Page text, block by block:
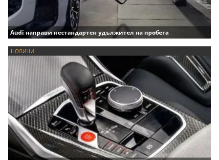
Audi направи нестандартен удължител на пробега
НОВИНИ